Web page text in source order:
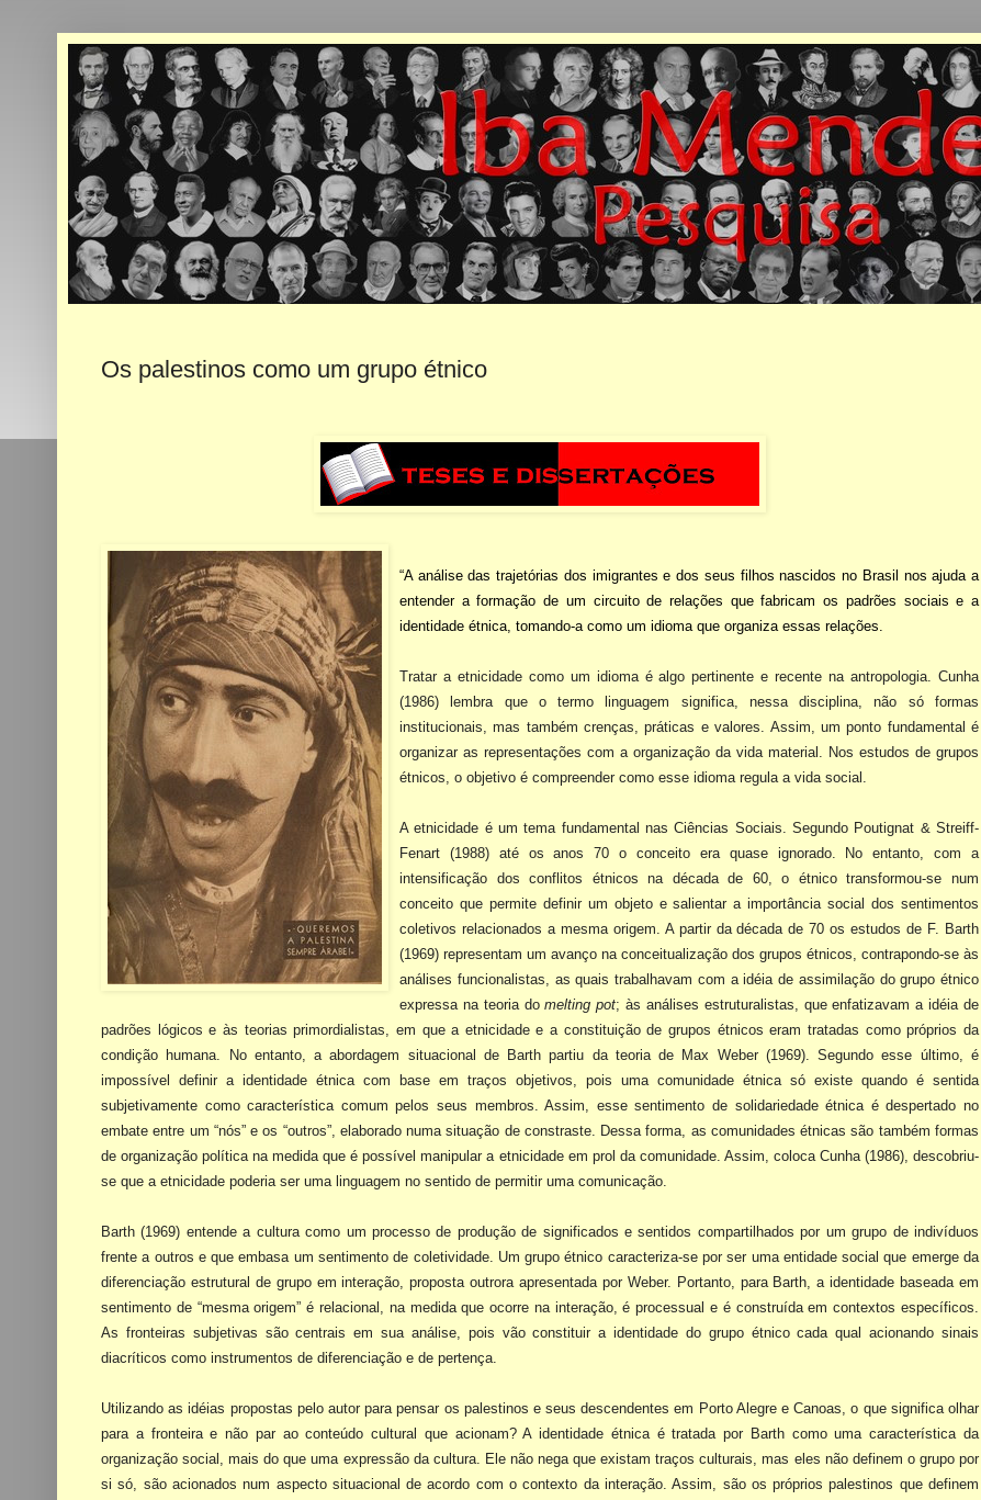
Os palestinos como um grupo étnico
“A análise das trajetórias dos imigrantes e dos seus filhos nascidos no Brasil nos ajuda a
entender a formação de um circuito de relações que fabricam os padrões sociais e a
identidade étnica, tomando-a como um idioma que organiza essas relações.
Tratar a etnicidade como um idioma é algo pertinente e recente na antropologia. Cunha
(1986) lembra que o termo linguagem significa, nessa disciplina, não só formas
institucionais, mas também crenças, práticas e valores. Assim, um ponto fundamental é
organizar as representações com a organização da vida material. Nos estudos de grupos
étnicos, o objetivo é compreender como esse idioma regula a vida social.
A etnicidade é um tema fundamental nas Ciências Sociais. Segundo Poutignat & Streiff-
Fenart (1988) até os anos 70 o conceito era quase ignorado. No entanto, com a
intensificação dos conflitos étnicos na década de 60, o étnico transformou-se num
conceito que permite definir um objeto e salientar a importância social dos sentimentos
coletivos relacionados a mesma origem. A partir da década de 70 os estudos de F. Barth
(1969) representam um avanço na conceitualização dos grupos étnicos, contrapondo-se às
análises funcionalistas, as quais trabalhavam com a idéia de assimilação do grupo étnico
expressa na teoria domelting pot; às análises estruturalistas, queenfatizavam a idéia de
padrões lógicos e às teorias primordialistas, em que a etnicidade e a constituição de grupos étnicos eram tratadas como próprios da
condição humana. No entanto, a abordagem situacional de Barth partiu da teoria de Max Weber (1969). Segundo esse último, é
impossível definir a identidade étnica com base em traços objetivos, pois uma comunidade étnica só existe quando é sentida
subjetivamente como característica comum pelos seus membros. Assim, esse sentimento de solidariedade étnica é despertado no
embate entre um “nós” e os “outros”, elaborado numa situação de constraste. Dessa forma, as comunidades étnicas são também formas
de organização política na medida que é possível manipular a etnicidade em prol da comunidade. Assim, coloca Cunha (1986), descobriu-
se que a etnicidade poderia ser uma linguagem no sentido de permitir uma comunicação.
Barth (1969) entende a cultura como um processo de produção de significados e sentidos compartilhados por um grupo de indivíduos
frente a outros e que embasa um sentimento de coletividade. Um grupo étnico caracteriza-se por ser uma entidade social que emerge da
diferenciação estrutural de grupo em interação, proposta outrora apresentada por Weber. Portanto, para Barth, a identidade baseada em
sentimento de “mesma origem” é relacional, na medida que ocorre na interação, é processual e é construída em contextos específicos.
As fronteiras subjetivas são centrais em sua análise, pois vão constituir a identidade do grupo étnico cada qual acionando sinais
diacríticos como instrumentos de diferenciação e de pertença.
Utilizando as idéias propostas pelo autor para pensar os palestinos e seus descendentesem Porto Alegree Canoas, o que significa olhar
para a fronteira e não par ao conteúdo cultural que acionam? A identidade étnica é tratada por Barth como uma característica da
organização social, mais do que uma expressão da cultura. Ele não nega que existam traços culturais, mas eles não definem o grupo por
si só, são acionados num aspecto situacional de acordo com o contexto da interação. Assim, são os próprios palestinos que definem